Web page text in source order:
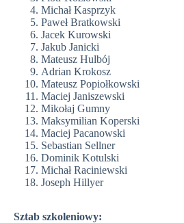
Michał Kasprzyk
Paweł Bratkowski
Jacek Kurowski
Jakub Janicki
Mateusz Hulbój
Adrian Krokosz
Mateusz Popiołkowski
Maciej Janiszewski
Mikołaj Gumny
Maksymilian Koperski
Maciej Pacanowski
Sebastian Sellner
Dominik Kotulski
Michał Raciniewski
Joseph Hillyer
Sztab szkoleniowy: